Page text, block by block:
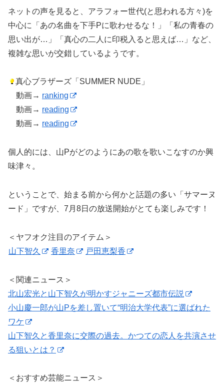
ネットの声を見ると、アラフォー世代(と思われる方々)を
中心に「あの名曲を下手Pに歌わせるな！」「私の青春の
思い出が…」「真心の二人に印税入ると思えば…」など、
複雑な思いが交錯しているようです。
真心ブラザーズ「SUMMER NUDE」
動画→ ranking
動画→ reading
動画→ reading
個人的には、山Pがどのようにあの歌を歌いこなすのか興
味津々。
ということで、始まる前から何かと話題の多い「サマーヌ
ード」ですが、7月8日の放送開始がとても楽しみです！
＜ヤフオク注目のアイテム＞
山下智久
香里奈 戸田恵梨香
＜関連ニュース＞
北山宏光と山下智久が明かすジャニーズ都市伝説
小山慶一郎が山Pを差し置いて“明治大学代表”に選ばれた
ワケ
山下智久と香里奈に交際の過去。かつての恋人を共演させ
る狙いとは？
＜おすすめ芸能ニュース＞